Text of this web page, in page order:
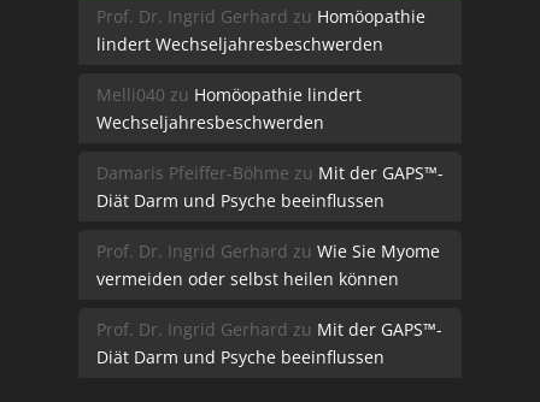
Prof. Dr. Ingrid Gerhard zu Homöopathie
lindert Wechseljahresbeschwerden
Melli040 zu Homöopathie lindert
Wechseljahresbeschwerden
Damaris Pfeiffer-Böhme zu Mit der GAPS™-
Diät Darm und Psyche beeinflussen
Prof. Dr. Ingrid Gerhard zu Wie Sie Myome
vermeiden oder selbst heilen können
Prof. Dr. Ingrid Gerhard zu Mit der GAPS™-
Diät Darm und Psyche beeinflussen